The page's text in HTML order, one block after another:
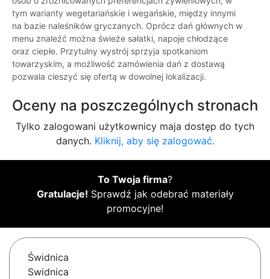
tym warianty wegetariańskie i wegańskie, między innymi
na bazie naleśników gryczanych. Oprócz dań głównych w
menu znaleźć można świeże sałatki, napoje chłodzące
oraz ciepłe. Przytulny wystrój sprzyja spotkaniom
towarzyskim, a możliwość zamówienia dań z dostawą
pozwala cieszyć się ofertą w dowolnej lokalizacji.
Oceny na poszczególnych stronach
Tylko zalogowani użytkownicy maja dostęp do tych
danych. Kliknij, aby się zalogować.
To Twoja firma?
Gratulacje! Sprawdź jak odebrać materiały
promocyjne!
Świdnica
Swidnica